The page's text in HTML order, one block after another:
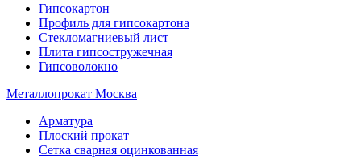
Гипсокартон
Профиль для гипсокартона
Стекломагниевый лист
Плита гипсостружечная
Гипсоволокно
Металлопрокат Москва
Арматура
Плоский прокат
Сетка сварная оцинкованная